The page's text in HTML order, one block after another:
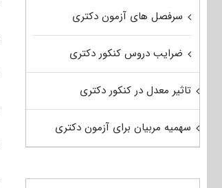
سرفصل های آزمون دکتری
ضرایب دروس کنکور دکتری
تاثیر معدل در کنکور دکتری
سهمیه مربیان برای آزمون دکتری